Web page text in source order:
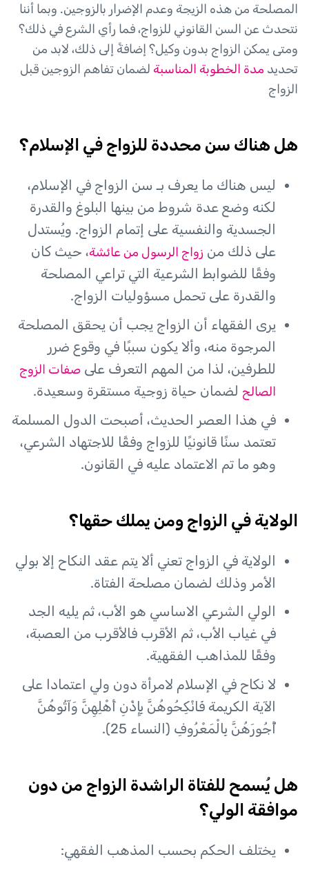
المصلحة من هذه الزيجة وعدم الإضرار بالزوجين. وبما أننا
نتحدث عن السن القانوني للزواج، فما رأي الشرع في ذلك؟
ومتى يمكن الزواج بدون وكيل؟ إضافةً إلى ذلك، لابد من
تحديد مدة الخطوبة المناسبة لضمان تفاهم الزوجين قبل
الزواج
هل هناك سن محددة للزواج في الإسلام؟
ليس هناك ما يعرف بـ سن الزواج في الإسلام،
لكنه وضع عدة شروط من بينها البلوغ والقدرة
الجسدية والنفسية على إتمام الزواج. ويُستدل
على ذلك من زواج الرسول من عائشة، حيث كان
وفقًا للضوابط الشرعية التي تراعي المصلحة
والقدرة على تحمل مسؤوليات الزواج.
يرى الفقهاء أن الزواج يجب أن يحقق المصلحة
المرجوة منه، وألا يكون سببًا في وقوع ضرر
للطرفين، لذا من المهم التعرف على صفات الزوج
الصالح لضمان حياة زوجية مستقرة وسعيدة.
في هذا العصر الحديث، أصبحت الدول المسلمة
تعتمد سنًا قانونيًا للزواج وفقًا للاجتهاد الشرعي،
وهو ما تم الاعتماد عليه في القانون.
الولاية في الزواج ومن يملك حقها؟
الولاية في الزواج تعني ألا يتم عقد النكاح إلا بولي
الأمر وذلك لضمان مصلحة الفتاة.
الولي الشرعي الاساسي هو الأب، ثم يليه الجد
في غياب الأب، ثم الأقرب فالأقرب من العصبة،
وفقًا للمذاهب الفقهية.
لا نكاح في الإسلام لامرأة دون ولي اعتمادا على
الآية الكريمة فَانْكِحُوهُنَّ بِإِذْنِ أَهْلِهِنَّ وَآتُوهُنَّ
أُجُورَهُنَّ بِالْمَعْرُوفِ (النساء 25).
هل يُسمح للفتاة الراشدة الزواج من دون
موافقة الولي؟
يختلف الحكم بحسب المذهب الفقهي: